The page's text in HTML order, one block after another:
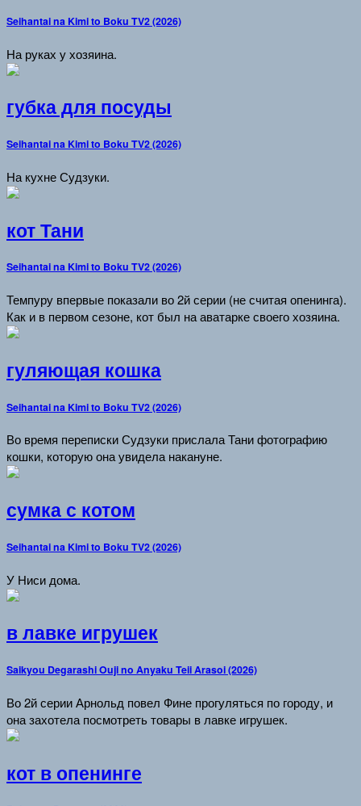
Seihantai na Kimi to Boku TV2 (2026)
На руках у хозяина.
губка для посуды
Seihantai na Kimi to Boku TV2 (2026)
На кухне Судзуки.
кот Тани
Seihantai na Kimi to Boku TV2 (2026)
Темпуру впервые показали во 2й серии (не считая опенинга).
Как и в первом сезоне, кот был на аватарке своего хозяина.
гуляющая кошка
Seihantai na Kimi to Boku TV2 (2026)
Во время переписки Судзуки прислала Тани фотографию
кошки, которую она увидела накануне.
сумка с котом
Seihantai na Kimi to Boku TV2 (2026)
У Ниси дома.
в лавке игрушек
Saikyou Degarashi Ouji no Anyaku Teii Arasoi (2026)
Во 2й серии Арнольд повел Фине прогуляться по городу, и
она захотела посмотреть товары в лавке игрушек.
кот в опенинге